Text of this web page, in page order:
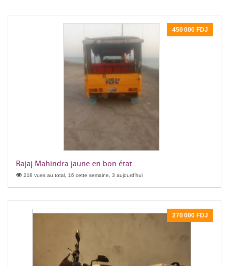
450 000 FDJ
Bajaj Mahindra jaune en bon état
218 vues au total, 16 cette semaine, 3 aujourd'hui
270 000 FDJ